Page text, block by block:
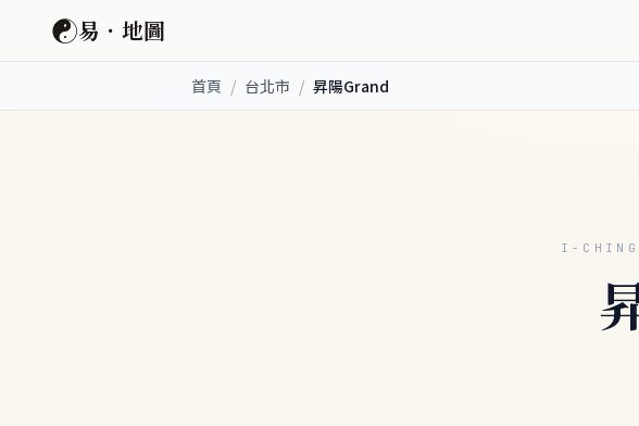
☯易．地圖
首頁 / 台北市 / 昇陽Grand
I-